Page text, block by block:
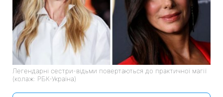
Легендарні сестри-відьми повертаються до практичної магії
(колаж: РБК-Україна)